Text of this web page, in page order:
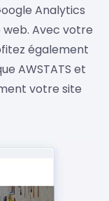
Analytics
Avec votre
également
AWSTATS et
votre site